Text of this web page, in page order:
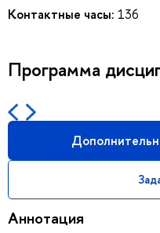
Контактные часы: 136
Программа
Аннотация